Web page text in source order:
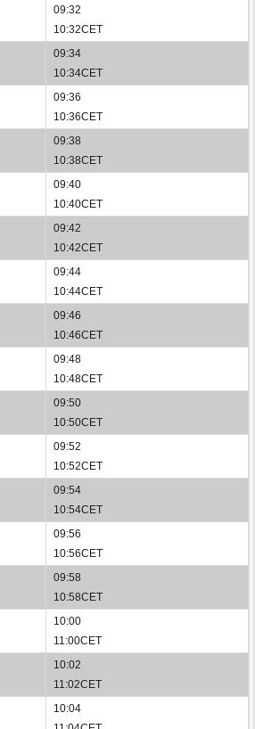
09:32
10:32CET
09:34
10:34CET
09:36
10:36CET
09:38
10:38CET
09:40
10:40CET
09:42
10:42CET
09:44
10:44CET
09:46
10:46CET
09:48
10:48CET
09:50
10:50CET
09:52
10:52CET
09:54
10:54CET
09:56
10:56CET
09:58
10:58CET
10:00
11:00CET
10:02
11:02CET
10:04